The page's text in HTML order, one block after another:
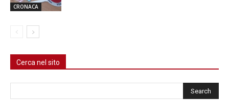
CRONACA
Cerca nel sito